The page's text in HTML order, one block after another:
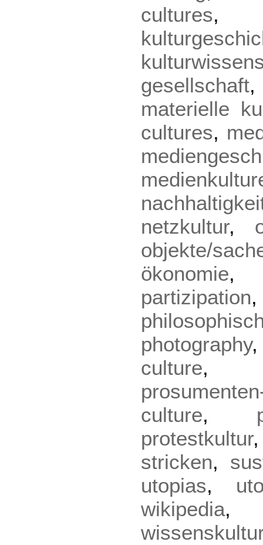
cultures
gesellschaft
materielle
cultures,
netzkultur,
objekte/
ökonomie
partizipation
photography
culture
culture,
protestkultur
stricken,
utopias,
wikipedia